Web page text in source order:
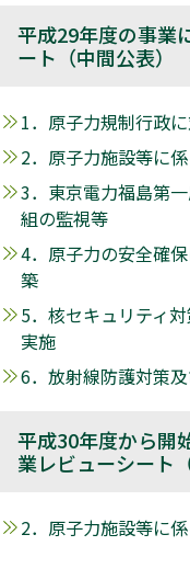
平成29年度の事業
ート（中間公表）
1．原子力規制行政
2．原子力施設等に
3．東京電力福島第
組の監視等
4．原子力の安全確
築
5．核セキュリティ
実施
6．放射線防護対策
平成30年度から開
業レビューシート
2．原子力施設等に